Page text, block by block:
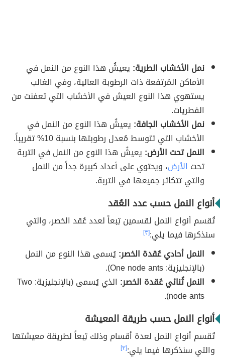
نمل الأخشاب الطرية: يعيشُ هذا النوع من النمل في
الأماكن المُرتفعة ذات الرطوبة العالية، وفي الغالب
يستهوي هذا النوع العيش في الأخشاب التي تعفنت من
الفطريات.
نمل الأخشاب الجافة: يعيشُ هذا النوع من النمل في
الأخشاب التي تتوسط مُعدل رطوبتها بنسبة 10% تقريباً.
النمل تحت الأرض: يعيشُ هذا النوع من النمل في التربة
تحت الأرض، ويحتوي على أعداد كبيرة جداً من النمل
والتي تتكاثر جميعها في التربة.
أنواع النمل حسب عدد العُقد
تُقسم أنواع النمل لقسمين تِبعاً لعدد عُقد الخصر، والتي
سنذكرها فيما يلي:[٣]
النمل أحادي عُقدة الخصر:يُسمى هذا النوع من النمل
(بالإنجليزية: One node ants).
النمل ثُنائي عُقدة الخصر:
الذي يُسمى (بالإنجليزية: Two
node ants).
أنواع النمل حسب طريقة المعيشة
تُقسم أنواع النمل لعدة أقسام وذلك تِبعاً لطريقة معيشتها
والتي سنذكرها فيما يلي:[٣]